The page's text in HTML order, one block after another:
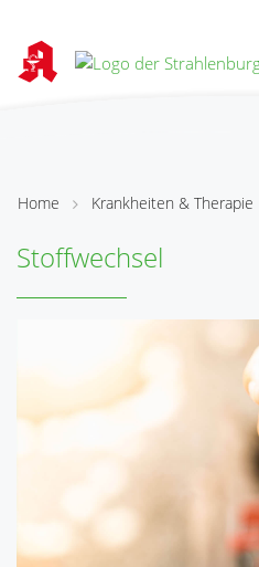
Home Krankheiten & Therapie
Stoffwechsel